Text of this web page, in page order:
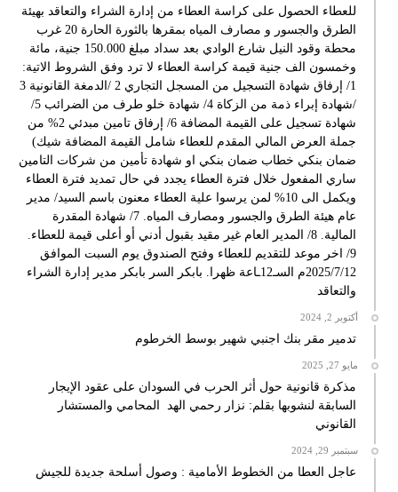
للعطاء الحصول على كراسة العطاء من إدارة الشراء والتعاقد بهيئة
الطرق والجسور و مصارف المياه بمقرها بالثورة الحارة 20 غرب
محطة وقود النيل شارع الوادي بعد سداد مبلغ 150.000 جنية، مائة
وخمسون الف جنية قيمة كراسة العطاء لا ترد وفق الشروط الاتية:
1/ إرفاق شهادة التسجيل من المسجل التجاري 2 /الدمغة القانونية 3
/شهادة إبراء ذمة من الزكاة 4/ شهادة خلو طرف من الضرائب 5/
شهادة تسجيل على القيمة المضافة 6/ إرفاق تامين مبدئي 2% من
جملة العرض المالي المقدم للعطاء شامل القيمة المضافة شيك)
ضمان بنكي خطاب ضمان بنكي او شهادة تأمين من شركات التامين
ساري المفعول خلال فترة العطاء يجدد في حال تمديد فترة العطاء
ويكمل الى 10% لمن يرسوا علية العطاء معنون باسم السيد/ مدير
عام هيئة الطرق والجسور ومصارف المياه. 7/ شهادة المقدرة
المالية. 8/ المدير العام غير مقيد بقبول أدني أو أعلى قيمة للعطاء.
9/ اخر موعد للتقديم للعطاء وفتح الصندوق يوم السبت الموافق
2025/7/12م السـ12ـاعة ظهرا. بابكر السر بابكر مدير إدارة الشراء
والتعاقد
أكتوبر 2, 2024
تدمير مقر بنك اجنبي شهير بوسط الخرطوم
مايو 27, 2025
مذكرة قانونية حول أثر الحرب في السودان على عقود الإيجار
السابقة لنشوبها بقلم: نزار رحمي الهد المحامي والمستشار
القانوني
سبتمبر 29, 2024
عاجل العطا من الخطوط الأمامية : وصول أسلحة جديدة للجيش